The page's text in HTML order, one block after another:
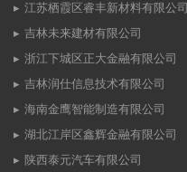
江苏栖霞区睿丰新材料有限公司
吉林未来建材有限公司
浙江下城区正大金融有限公司
吉林润仕信息技术有限公司
海南金鹰智能制造有限公司
湖北江岸区鑫辉金融有限公司
陕西泰元汽车有限公司